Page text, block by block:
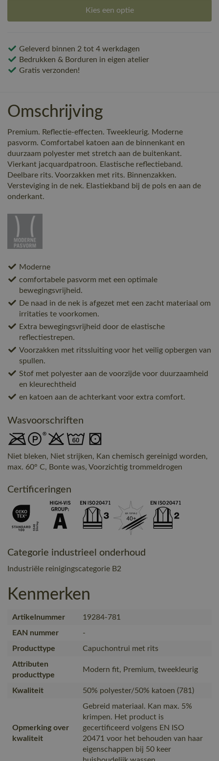
Kies een optie
Geleverd binnen 2 tot 4 werkdagen
Bedrukken & Borduren in eigen atelier
Gratis verzonden!
Omschrijving
Premium. Reflectie-effecten. Tweekleurig. Moderne
pasvorm. Comfortabel katoen aan de binnenkant en
duurzaam polyester met stretch aan de buitenkant.
Vierkant jacquardpatroon. Elastische reflectieband.
Deelbare rits. Voorzakken met rits. Binnenzakken.
Versteviging in de nek. Elastiekband bij de pols en aan de
onderkant.
Moderne
comfortabele pasvorm met een optimale
bewegingsvrijheid.
De naad in de nek is afgezet met een zacht materiaal om
irritaties te voorkomen.
Extra bewegingsvrijheid door de elastische
reflectiestrepen.
Voorzakken met ritssluiting voor het veilig opbergen van
spullen.
Stof met polyester aan de voorzijde voor duurzaamheid
en kleurechtheid
en katoen aan de achterkant voor extra comfort.
Wasvoorschriften
Niet bleken, Niet strijken, Kan chemisch gereinigd worden,
max. 60° C, Bonte was, Voorzichtig trommeldrogen
Certificeringen
Categorie industrieel onderhoud
Industriële reinigingscategorie B2
Kenmerken
Artikelnummer
19284-781
EAN nummer
-
Producttype
Capuchontrui met rits
Attributen
producttype
Modern fit, Premium, tweekleurig
Kwaliteit 50% polyester/50% katoen (781)
Opmerking over
kwaliteit
Gebreid materiaal. Kan max. 5%
krimpen. Het product is
gecertificeerd volgens EN ISO
20471 voor het behouden van haar
eigenschappen bij 50 keer